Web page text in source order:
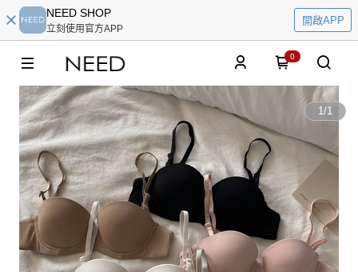
NEED SHOP
立刻使用官方APP
開啟APP
0
1/1